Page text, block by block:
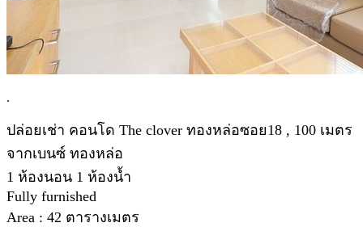
.
ปล่อยเช่า คอนโด The clover ทองหล่อซอย18 , 100 เมตร
จากเบนซ์ ทองหล่อ
1 ห้องนอน 1 ห้องน้ำ
Fully furnished
Area : 42 ตารางเมตร